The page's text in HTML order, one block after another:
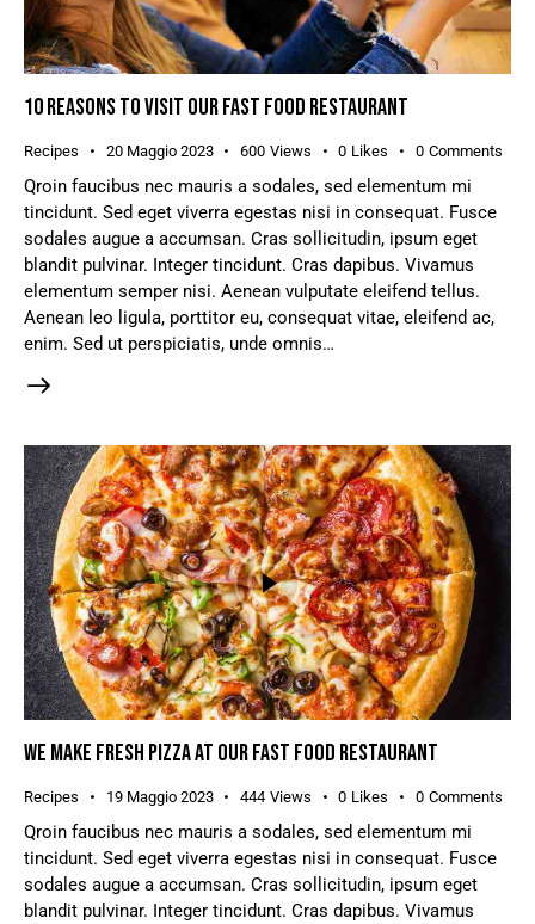
10 REASONS TO VISIT OUR FAST FOOD RESTAURANT
Recipes 20 Maggio 2023 600 Views 0 Likes 0 Comments
Qroin faucibus nec mauris a sodales, sed elementum mi
tincidunt. Sed eget viverra egestas nisi in consequat. Fusce
sodales augue a accumsan. Cras sollicitudin, ipsum eget
blandit pulvinar. Integer tincidunt. Cras dapibus. Vivamus
elementum semper nisi. Aenean vulputate eleifend tellus.
Aenean leo ligula, porttitor eu, consequat vitae, eleifend ac,
enim. Sed ut perspiciatis, unde omnis…
WE MAKE FRESH PIZZA AT OUR FAST FOOD RESTAURANT
Recipes 19 Maggio 2023 444 Views 0 Likes 0 Comments
Qroin faucibus nec mauris a sodales, sed elementum mi
tincidunt. Sed eget viverra egestas nisi in consequat. Fusce
sodales augue a accumsan. Cras sollicitudin, ipsum eget
blandit pulvinar. Integer tincidunt. Cras dapibus. Vivamus